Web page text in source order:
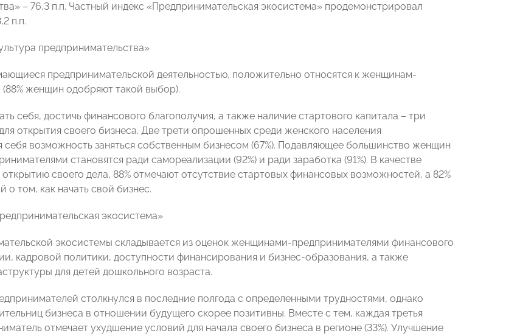
– 76,3 п.п. Частный индекс «Предпринимательская экосистема» продемонстрировал
п.п.
предпринимательства»
предпринимательской деятельностью, положительно относятся к женщинам-
женщин одобряют такой выбор).
себя, достичь финансового благополучия, а также наличие стартового капитала – три
открытия своего бизнеса. Две трети опрошенных среди женского населения
себя возможность заняться собственным бизнесом (67%). Подавляющее большинство женщин
становятся ради самореализации (92%) и ради заработка (91%). В качестве
своего дела, 88% отмечают отсутствие стартовых финансовых возможностей, а 82%
о том, как начать свой бизнес.
экосистема»
экосистемы складывается из оценок женщинами-предпринимателями финансового
кадровой политики, доступности финансирования и бизнес-образования, а также
для детей дошкольного возраста.
столкнулся в последние полгода с определенными трудностями, однако
бизнеса в отношении будущего скорее позитивны. Вместе с тем, каждая третья
отмечает ухудшение условий для начала своего бизнеса в регионе (33%). Улучшение